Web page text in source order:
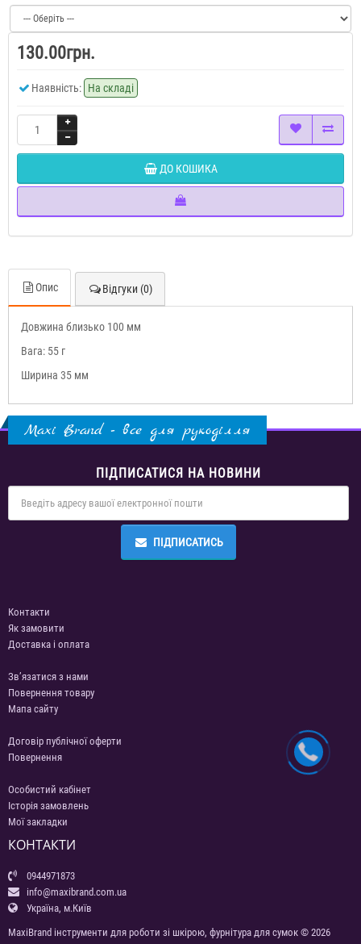
130.00грн.
Наявність: На складі
ДО КОШИКА
Опис Відгуки (0)
Довжина близько 100 мм
Вага: 55 г
Ширина 35 мм
Maxi Brand - все для рукоділля
ПІДПИСАТИСЯ НА НОВИНИ
ПІДПИСАТИСЬ
Контакти
Як замовити
Доставка і оплата
Зв’язатися з нами
Повернення товару
Мапа сайту
Договір публічної оферти
Повернення
Особистий кабінет
Історія замовлень
Мої закладки
КОНТАКТИ
0944971873
info@maxibrand.com.ua
Україна, м.Київ
MaxiBrand інструменти для роботи зі шкірою, фурнітура для сумок © 2026